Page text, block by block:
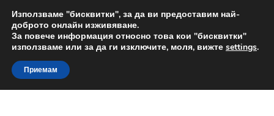
ДОСТАВКА от 12 лв.
Доставка по целия свят
Skip
to
navigation
Skip
to
content
Използваме "бисквитки", за да ви предоставим най-
доброто онлайн изживяване.
За повече информация относно това кои "бисквитки"
използваме или за да ги изключите, моля, вижте settings.
Приемам